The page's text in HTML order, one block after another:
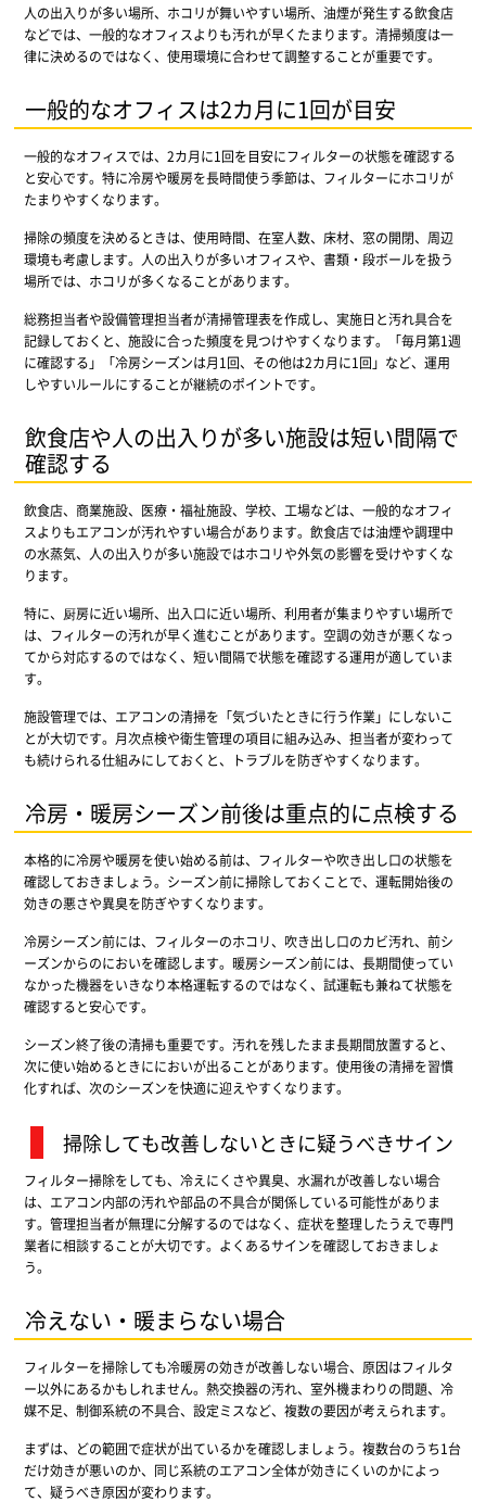
人の出入りが多い場所、ホコリが舞いやすい場所、油煙が発生する飲食店
などでは、一般的なオフィスよりも汚れが早くたまります。清掃頻度は一
律に決めるのではなく、使用環境に合わせて調整することが重要です。
一般的なオフィスは2カ月に1回が目安
一般的なオフィスでは、2カ月に1回を目安にフィルターの状態を確認する
と安心です。特に冷房や暖房を長時間使う季節は、フィルターにホコリが
たまりやすくなります。
掃除の頻度を決めるときは、使用時間、在室人数、床材、窓の開閉、周辺
環境も考慮します。人の出入りが多いオフィスや、書類・段ボールを扱う
場所では、ホコリが多くなることがあります。
総務担当者や設備管理担当者が清掃管理表を作成し、実施日と汚れ具合を
記録しておくと、施設に合った頻度を見つけやすくなります。「毎月第1週
に確認する」「冷房シーズンは月1回、その他は2カ月に1回」など、運用
しやすいルールにすることが継続のポイントです。
飲食店や人の出入りが多い施設は短い間隔で
確認する
飲食店、商業施設、医療・福祉施設、学校、工場などは、一般的なオフィ
スよりもエアコンが汚れやすい場合があります。飲食店では油煙や調理中
の水蒸気、人の出入りが多い施設ではホコリや外気の影響を受けやすくな
ります。
特に、厨房に近い場所、出入口に近い場所、利用者が集まりやすい場所で
は、フィルターの汚れが早く進むことがあります。空調の効きが悪くなっ
てから対応するのではなく、短い間隔で状態を確認する運用が適していま
す。
施設管理では、エアコンの清掃を「気づいたときに行う作業」にしないこ
とが大切です。月次点検や衛生管理の項目に組み込み、担当者が変わって
も続けられる仕組みにしておくと、トラブルを防ぎやすくなります。
冷房・暖房シーズン前後は重点的に点検する
本格的に冷房や暖房を使い始める前は、フィルターや吹き出し口の状態を
確認しておきましょう。シーズン前に掃除しておくことで、運転開始後の
効きの悪さや異臭を防ぎやすくなります。
冷房シーズン前には、フィルターのホコリ、吹き出し口のカビ汚れ、前シ
ーズンからのにおいを確認します。暖房シーズン前には、長期間使ってい
なかった機器をいきなり本格運転するのではなく、試運転も兼ねて状態を
確認すると安心です。
シーズン終了後の清掃も重要です。汚れを残したまま長期間放置すると、
次に使い始めるときににおいが出ることがあります。使用後の清掃を習慣
化すれば、次のシーズンを快適に迎えやすくなります。
掃除しても改善しないときに疑うべきサイン
フィルター掃除をしても、冷えにくさや異臭、水漏れが改善しない場合
は、エアコン内部の汚れや部品の不具合が関係している可能性がありま
す。管理担当者が無理に分解するのではなく、症状を整理したうえで専門
業者に相談することが大切です。よくあるサインを確認しておきましょ
う。
冷えない・暖まらない場合
フィルターを掃除しても冷暖房の効きが改善しない場合、原因はフィルタ
ー以外にあるかもしれません。熱交換器の汚れ、室外機まわりの問題、冷
媒不足、制御系統の不具合、設定ミスなど、複数の要因が考えられます。
まずは、どの範囲で症状が出ているかを確認しましょう。複数台のうち1台
だけ効きが悪いのか、同じ系統のエアコン全体が効きにくいのかによっ
て、疑うべき原因が変わります。